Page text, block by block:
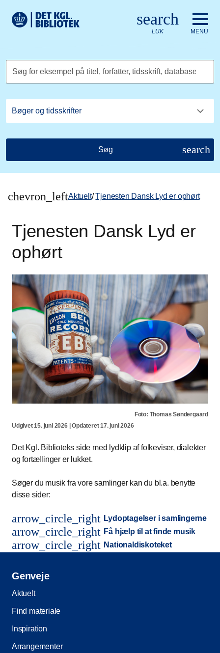
Det Kongelige Biblioteks logo. Gå til Det Kongelige
search
LUK MENU
Søg for eksempel på titel, forfatter, tidsskrift, database
Søg search
chevron_leftAktuelt/ Tjenesten Dansk Lyd er ophørt
Tjenesten Dansk Lyd er
ophørt
Foto: Thomas Søndergaard
Udgivet 15. juni 2026 | Opdateret 17. juni 2026
Det Kgl. Biblioteks side med lydklip af folkeviser, dialekter
og fortællinger er lukket.
Søger du musik fra vore samlinger kan du bl.a. benytte
disse sider:
arrow_circle_right Lydoptagelser i samlingerne
arrow_circle_right Få hjælp til at finde musik
arrow_circle_right Nationaldiskoteket
Genveje
Aktuelt
Find materiale
Inspiration
Arrangementer